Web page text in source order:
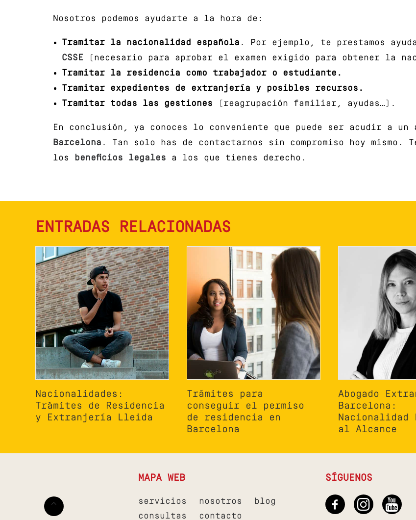
Nosotros podemos ayudarte a la hora de:
Tramitar la nacionalidad española . Por ejemplo, te prestamos
CSSE (necesario para aprobar el examen exigido para obtener la
Tramitar la residencia como trabajador o estudiante.
Tramitar expedientes de extranjería y posibles recursos.
Tramitar todas las gestiones (reagrupación familiar, ayudas…).
En conclusión, ya conoces lo conveniente que puede ser acudir a un
Barcelona . Tan solo has de contactarnos sin compromiso hoy mismo.
los
beneficios legales a los que tienes derecho.
ENTRADAS RELACIONADAS
Nacionalidades:
Trámites de Residencia
y Extranjería Lleida
Trámites para
conseguir el permiso
de residencia en
Barcelona
Abogado
Barcelona:
Nacionalidad
al Alcance
MAPA WEB
servicios nosotros
blog
consultas
contacto
SÍGUENOS